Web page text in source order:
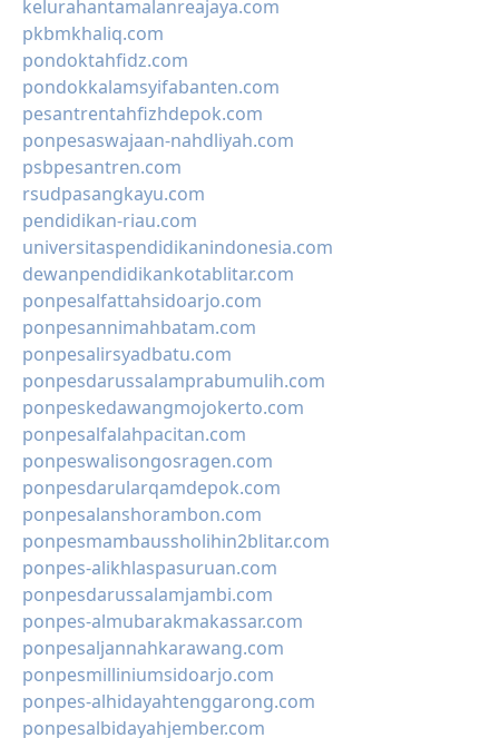
kelurahantamalanreajaya.com
pkbmkhaliq.com
pondoktahfidz.com
pondokkalamsyifabanten.com
pesantrentahfizhdepok.com
ponpesaswajaan-nahdliyah.com
psbpesantren.com
rsudpasangkayu.com
pendidikan-riau.com
universitaspendidikanindonesia.com
dewanpendidikankotablitar.com
ponpesalfattahsidoarjo.com
ponpesannimahbatam.com
ponpesalirsyadbatu.com
ponpesdarussalamprabumulih.com
ponpeskedawangmojokerto.com
ponpesalfalahpacitan.com
ponpeswalisongosragen.com
ponpesdarularqamdepok.com
ponpesalanshorambon.com
ponpesmambaussholihin2blitar.com
ponpes-alikhlaspasuruan.com
ponpesdarussalamjambi.com
ponpes-almubarakmakassar.com
ponpesaljannahkarawang.com
ponpesmilliniumsidoarjo.com
ponpes-alhidayahtenggarong.com
ponpesalbidayahjember.com